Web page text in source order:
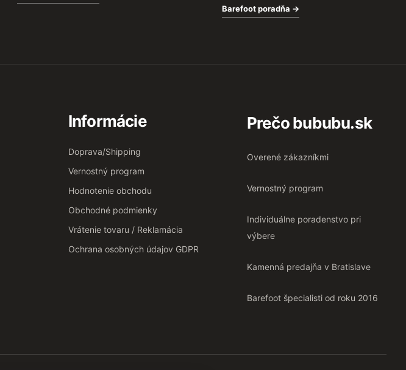
Barefoot poradňa →
Informácie
Doprava/Shipping
Vernostný program
Hodnotenie obchodu
Obchodné podmienky
Vrátenie tovaru / Reklamácia
Ochrana osobných údajov GDPR
Prečo bububu.sk
Overené zákazníkmi
Vernostný program
Individuálne poradenstvo pri
výbere
Kamenná predajňa v Bratislave
Barefoot špecialisti od roku 2016